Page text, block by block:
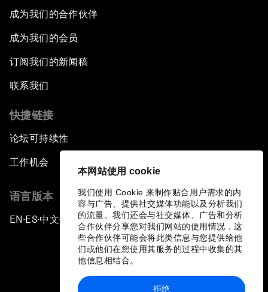
本网站使用 cookie
我们使用 Cookie 来制作贴合用户需求的内
容与广告、提供社交媒体功能以及分析我们
的流量。我们还会与社交媒体、广告和分析
合作伙伴分享您对我们网站的使用情况，这
些合作伙伴可能会将此类信息与您提供给他
们或他们在您使用其服务的过程中收集的其
他信息相结合。
拒绝
成为我们的合作伙伴
成为我们的会员
订阅我们的新闻稿
联系我们
快捷链接
论坛可持续性
工作机会
语言版本
EN ▪ES▪中文▪ 日本語